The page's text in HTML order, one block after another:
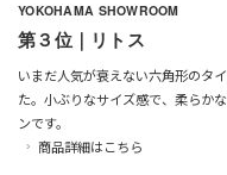
YOKOHAMA SHOWROOM
第３位｜リトス
いまだ人気が衰えない六角形のタ
た。小ぶりなサイズ感で、柔らか
ンです。
商品詳細はこちら